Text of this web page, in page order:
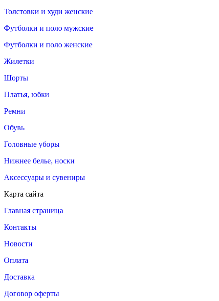
Толстовки и худи женские
Футболки и поло мужские
Футболки и поло женские
Жилетки
Шорты
Платья, юбки
Ремни
Обувь
Головные уборы
Нижнее белье, носки
Аксессуары и сувениры
Карта сайта
Главная страница
Контакты
Новости
Оплата
Доставка
Договор оферты